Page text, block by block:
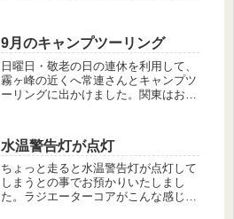
走るのですが標高が上がる程に涼しく
なっていきます。無事にキャ...
9月のキャンプツーリング
日曜日・敬老の日の連休を利用して、
霧ヶ峰の近くへ常連さんとキャンプツ
ーリングに出かけました。関東はお天
水温警告灯が点灯
ちょっと走ると水温警告灯が点灯して
しまうとの事でお預かりいたしまし
た。ラジエーターコアがこんな感じで